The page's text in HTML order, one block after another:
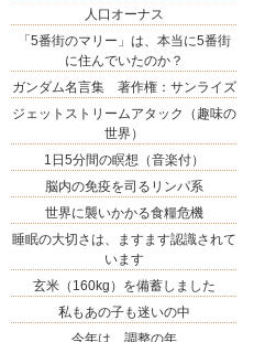
人口オーナス
「5番街のマリー」は、本当に5番街
に住んでいたのか？
ガンダム名言集 著作権：サンライズ
ジェットストリームアタック（趣味の
世界）
1日5分間の瞑想（音楽付）
脳内の免疫を司るリンパ系
世界に襲いかかる食糧危機
睡眠の大切さは、ますます認識されて
います
玄米（160kg）を備蓄しました
私もあの子も迷いの中
今年は、調整の年